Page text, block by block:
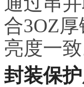
合3OZ
亮度一致
封装保